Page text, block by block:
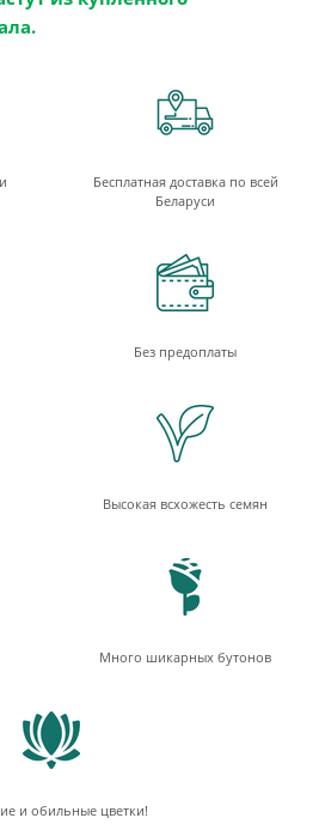
Бесплатная доставка по всей
Беларуси
Без предоплаты
Высокая всхожесть семян
Много шикарных бутонов
и обильные цветки!